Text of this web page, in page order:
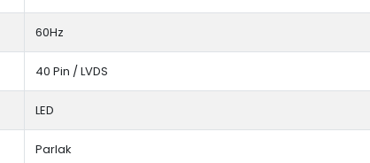
60Hz
40 Pin / LVDS
LED
Parlak